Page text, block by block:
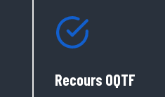
Recours OQTF